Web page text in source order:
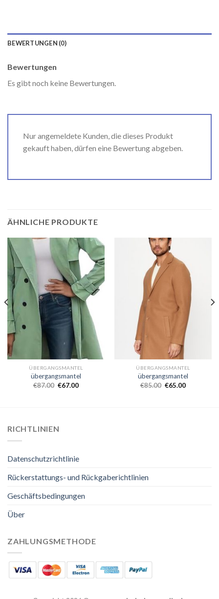
BEWERTUNGEN (0)
Bewertungen
Es gibt noch keine Bewertungen.
Nur angemeldete Kunden, die dieses Produkt
gekauft haben, dürfen eine Bewertung abgeben.
ÄHNLICHE PRODUKTE
ÜBERGANGSMANTEL
übergangsmantel
€87.00 €67.00
ÜBERGANGSMANTEL
übergangsmantel
€85.00 €65.00
RICHTLINIEN
Datenschutzrichtlinie
Rückerstattungs- und Rückgaberichtlinien
Geschäftsbedingungen
Über
ZAHLUNGSMETHODE